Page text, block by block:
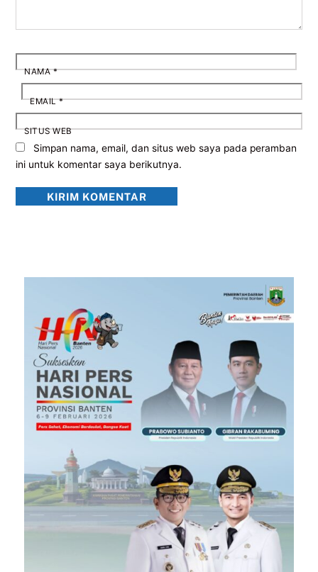
NAMA*
EMAIL*
SITUS WEB
Simpan nama, email, dan situs web saya pada peramban
ini untuk komentar saya berikutnya.